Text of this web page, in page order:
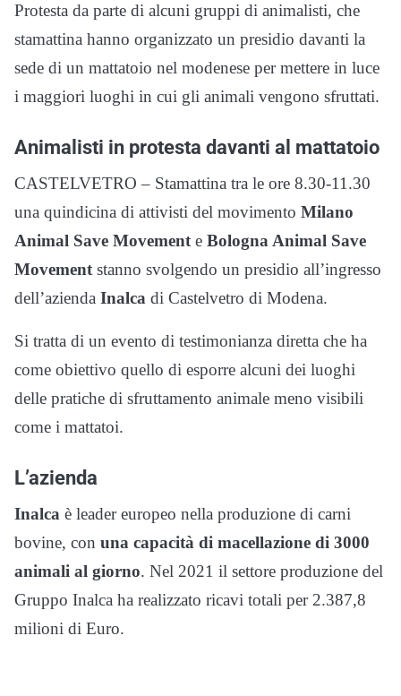
Protesta da parte di alcuni gruppi di animalisti, che
stamattina hanno organizzato un presidio davanti la
sede di un mattatoio nel modenese per mettere in luce
i maggiori luoghi in cui gli animali vengono sfruttati.
Animalisti in protesta davanti al mattatoio
CASTELVETRO – Stamattina tra le ore 8.30-11.30
una quindicina di attivisti del movimento Milano
Animal Save Movement e Bologna Animal Save
Movement stanno svolgendo un presidio all’ingresso
dell’azienda Inalca di Castelvetro di Modena.
Si tratta di un evento di testimonianza diretta che ha
come obiettivo quello di esporre alcuni dei luoghi
delle pratiche di sfruttamento animale meno visibili
come i mattatoi.
L’azienda
Inalca è leader europeo nella produzione di carni
bovine, con una capacità di macellazione di 3000
animali al giorno. Nel 2021 il settore produzione del
Gruppo Inalca ha realizzato ricavi totali per 2.387,8
milioni di Euro.